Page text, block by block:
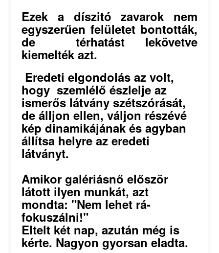
Ezek a díszitó zavarok nem
egyszerűen felületet bontották,
de térhatást lekövetve
kiemelték azt.
Eredeti elgondolás az volt,
hogy szemlélő észlelje az
ismerős látvány szétszórását,
de álljon ellen, váljon részévé
kép dinamikájának és agyban
állítsa helyre az eredeti
látványt.
Amikor galériásnő először
látott ilyen munkát, azt
mondta: "Nem lehet rá-
fokuszálni!"
Eltelt két nap, azután még is
kérte. Nagyon gyorsan eladta.